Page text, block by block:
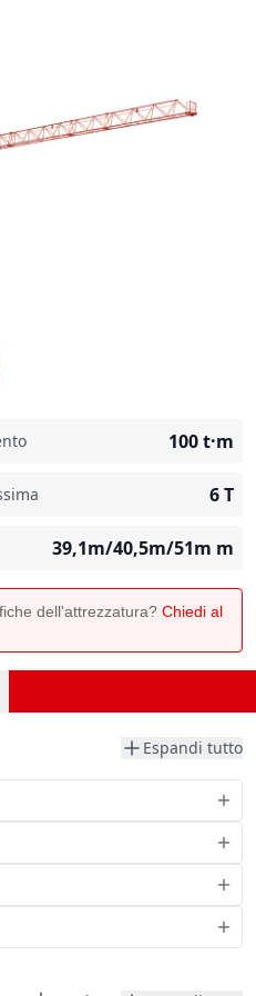
100t·m
6T
39,1m/40,5m/51m m
dell'attrezzatura? Chiedi al
Espandi tutto